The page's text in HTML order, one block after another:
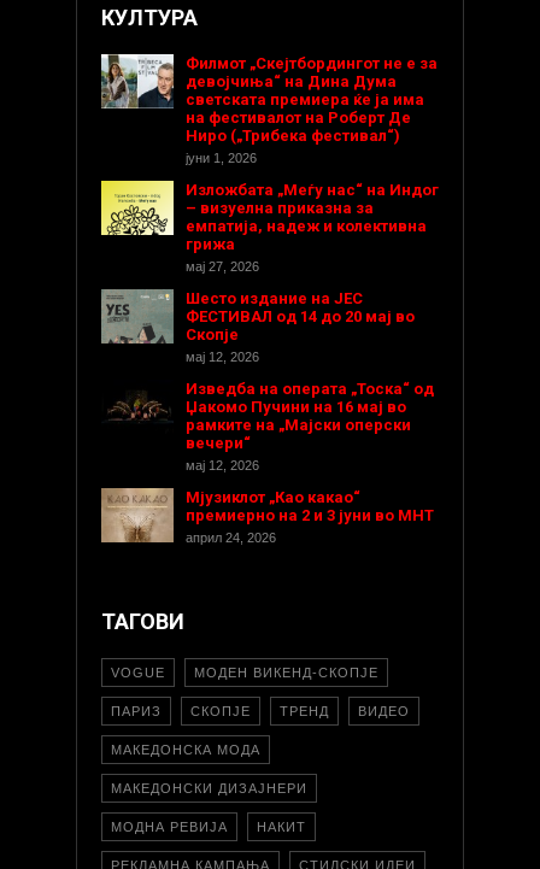
КУЛТУРА
Филмот „Скејтбордингот не е за
девојчиња“ на Дина Дума
светската премиера ќе ја има
на фестивалот на Роберт Де
Ниро („Трибека фестивал“)
јуни 1, 2026
Изложбата „Меѓу нас“ на Индог
– визуелна приказна за
емпатија, надеж и колективна
грижа
мај 27, 2026
Шесто издание на ЈЕС
ФЕСТИВАЛ од 14 до 20 мај во
Скопје
мај 12, 2026
Изведба на операта „Тоска“ од
Џакомо Пучини на 16 мај во
рамките на „Мајски оперски
вечери“
мај 12, 2026
Мјузиклот „Као какао“
премиерно на 2 и 3 јуни во МНТ
април 24, 2026
ТАГОВИ
VOGUE МОДЕН ВИКЕНД-СКОПЈЕ
ПАРИЗ СКОПЈЕ ТРЕНД ВИДЕО
МАКЕДОНСКА МОДА
МАКЕДОНСКИ ДИЗАЈНЕРИ
МОДНА РЕВИЈА НАКИТ
РЕКЛАМНА КАМПАЊА СТИЛСКИ ИДЕИ